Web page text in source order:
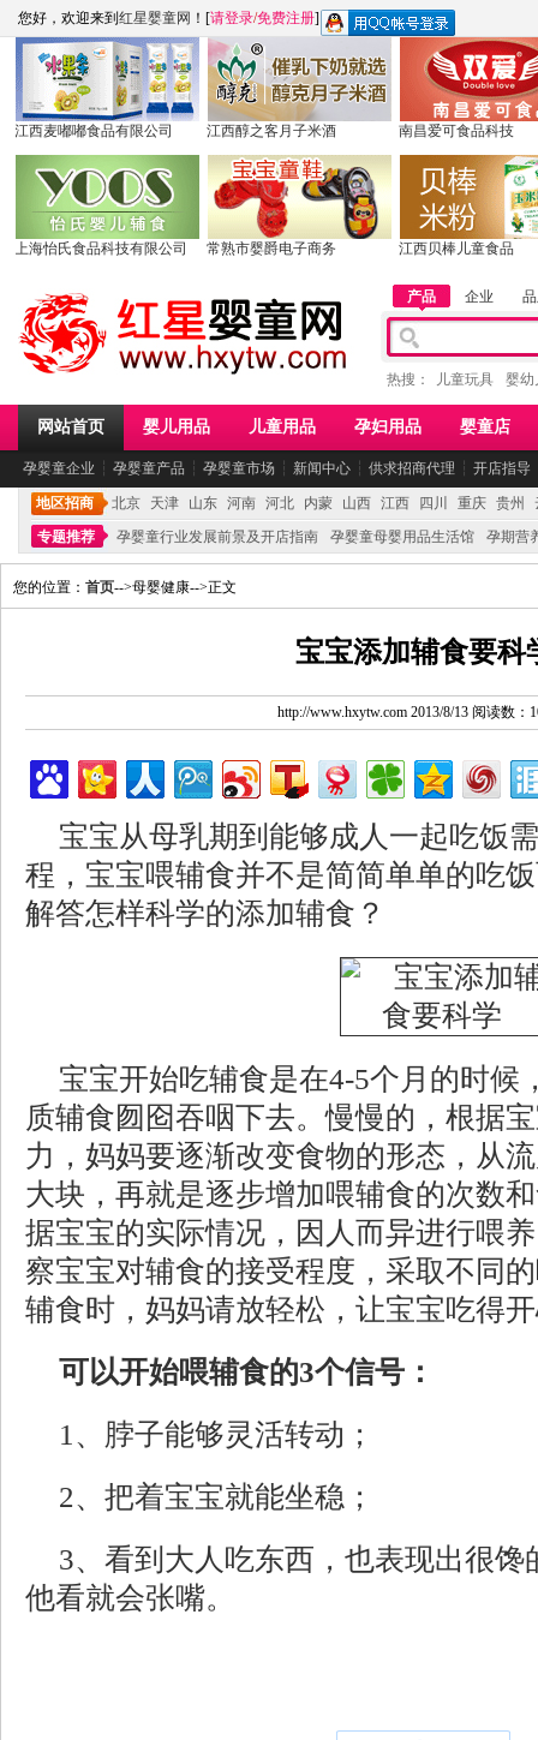
您好，欢迎来到 红星婴童网 ！[请登录/免费注册]
江西麦嘟嘟食品有限公司 江西醇之客月子米酒 南昌爱可食品科技
上海怡氏食品科技有限公司 常熟市婴爵电子商务 江西贝棒儿童食品
产品 企业
热搜： 儿童玩具 婴幼
网站首页 婴儿用品 儿童用品 孕妇用品 婴童店
孕婴童企业 ┆ 孕婴童产品 ┆ 孕婴童市场 ┆ 新闻中心 ┆ 供求招商代理 ┆ 开店指导
地区招商 北京 天津 山东 河南 河北 内蒙 山西 江西 四川 重庆 贵州
专题推荐
孕婴童行业发展前景及开店指南 孕婴童母婴用品生活馆 孕期营
您的位置： 首页-->母婴健康-->正文
宝宝添加辅食要科
http://www.hxytw.com 2013/8/13 阅读数：
宝宝从母乳期到能够成人一起吃饭
程，宝宝喂辅食并不是简简单单的吃
解答怎样科学的添加辅食？
宝宝开始吃辅食是在4-5个月的时候
质辅食囫囵吞咽下去。慢慢的，根据
力，妈妈要逐渐改变食物的形态，从
大块，再就是逐步增加喂辅食的次数
据宝宝的实际情况，因人而异进行喂
察宝宝对辅食的接受程度，采取不同
辅食时，妈妈请放轻松，让宝宝吃得
可以开始喂辅食的3个信号：
1、脖子能够灵活转动；
2、把着宝宝就能坐稳；
3、看到大人吃东西，也表现出很
他看就会张嘴。